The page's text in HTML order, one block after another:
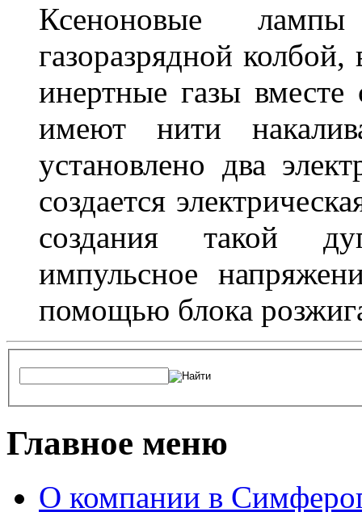
Ксеноновые
газоразрядной
инертные газы
имеют нити
установлено два
создается
создания такой
импульсное
помощью блока
Главное меню
О компании в